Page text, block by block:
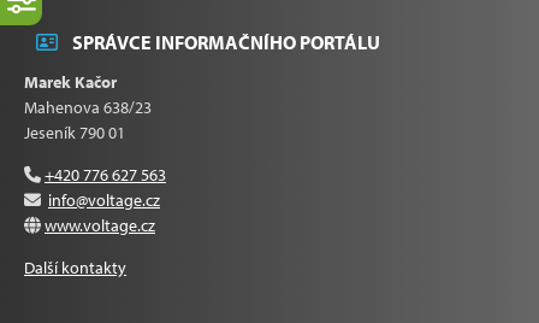
SPRÁVCE INFORMAČNÍHO PORTÁLU
Marek Kačor
Mahenova 638/23
Jeseník 790 01
+420 776 627 563
info@voltage.cz
www.voltage.cz
Další kontakty